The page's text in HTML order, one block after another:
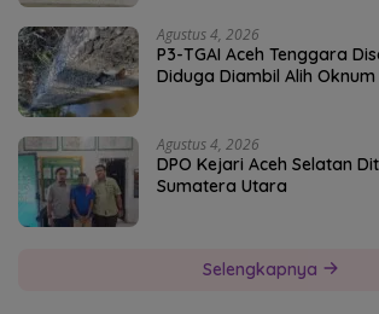
Agustus 4, 2026
P3-TGAI Aceh Tenggara
Diduga Diambil Alih Oknum
Agustus 4, 2026
DPO Kejari Aceh Selatan
Sumatera Utara
Selengkapnya